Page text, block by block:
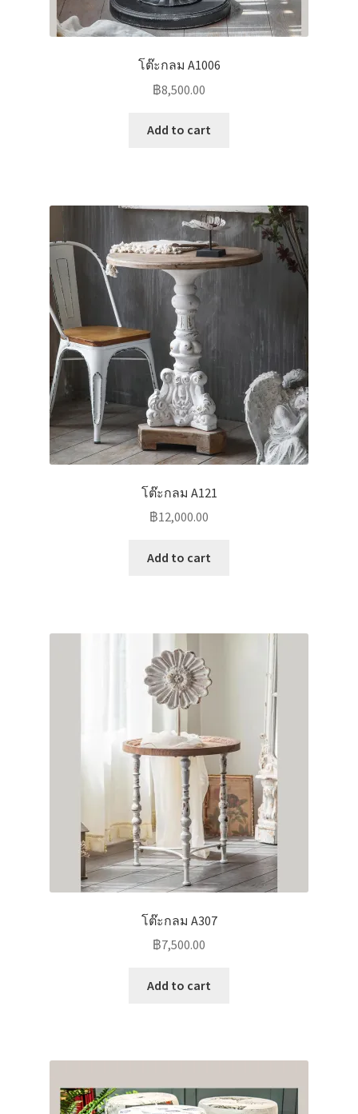
โต๊ะกลม A1006
฿8,500.00
Add to cart
โต๊ะกลม A121
฿12,000.00
Add to cart
โต๊ะกลม A307
฿7,500.00
Add to cart